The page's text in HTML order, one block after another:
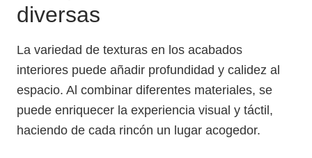
diversas
La variedad de texturas en los acabados
interiores puede añadir profundidad y calidez al
espacio. Al combinar diferentes materiales, se
puede enriquecer la experiencia visual y táctil,
haciendo de cada rincón un lugar acogedor.